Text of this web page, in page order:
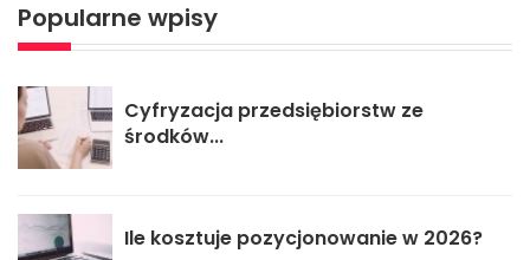
Popularne wpisy
Cyfryzacja przedsiębiorstw ze
środków...
Ile kosztuje pozycjonowanie w 2026?